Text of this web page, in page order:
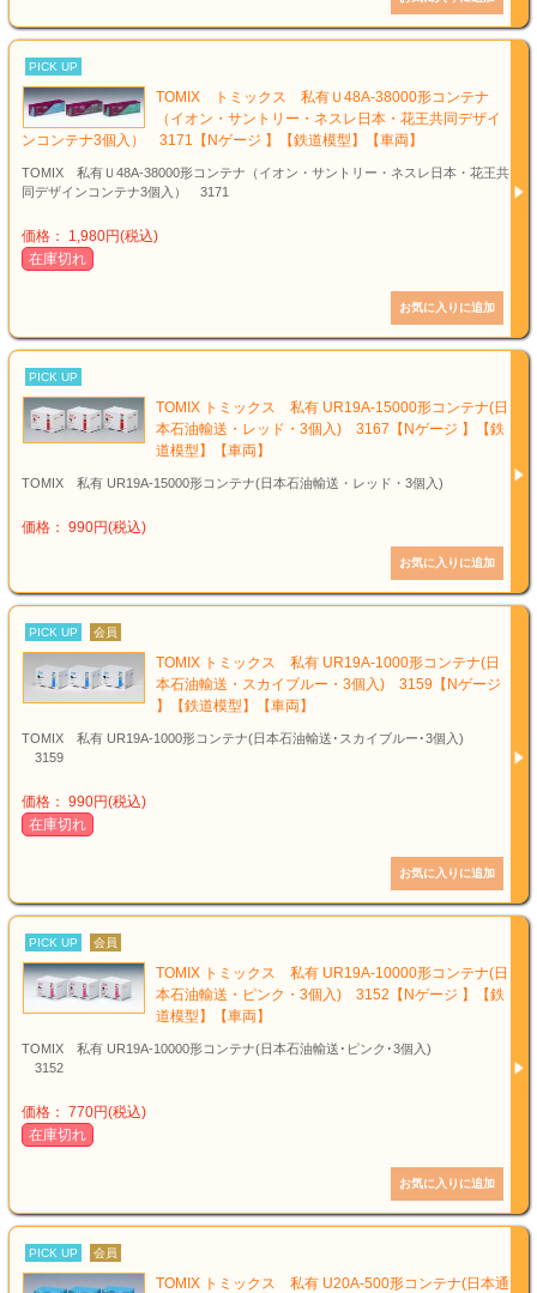
PICK UP
TOMIX トミックス 私有Ｕ48A-38000形コンテナ
（イオン・サントリー・ネスレ日本・花王共同デザイ
ンコンテナ3個入） 3171【Nゲージ 】【鉄道模型】【車両】
TOMIX 私有Ｕ48A-38000形コンテナ（イオン・サントリー・ネスレ日本・花王共
同デザインコンテナ3個入） 3171
価格： 1,980円(税込)
在庫切れ
PICK UP
TOMIX トミックス 私有 UR19A-15000形コンテナ(日
本石油輸送・レッド・3個入) 3167【Nゲージ 】【鉄
道模型】【車両】
TOMIX 私有 UR19A-15000形コンテナ(日本石油輸送・レッド・3個入)
価格： 990円(税込)
PICK UP 会員
TOMIX トミックス 私有 UR19A-1000形コンテナ(日
本石油輸送・スカイブルー・3個入) 3159【Nゲージ
】【鉄道模型】【車両】
TOMIX 私有 UR19A-1000形コンテナ(日本石油輸送･スカイブルー･3個入)
3159
価格： 990円(税込)
在庫切れ
PICK UP 会員
TOMIX トミックス 私有 UR19A-10000形コンテナ(日
本石油輸送・ピンク・3個入) 3152【Nゲージ 】【鉄
道模型】【車両】
TOMIX 私有 UR19A-10000形コンテナ(日本石油輸送･ピンク･3個入)
3152
価格： 770円(税込)
在庫切れ
PICK UP 会員
TOMIX トミックス 私有 U20A-500形コンテナ(日本通